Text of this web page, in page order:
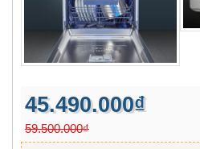
45.490.000₫
59.500.000₫